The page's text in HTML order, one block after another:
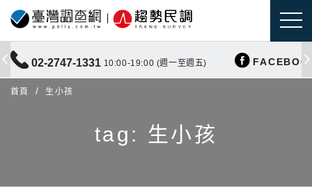
02-2747-1331 10:00-19:00 (週一至週五)
首頁 生小孩
tag: 生小孩